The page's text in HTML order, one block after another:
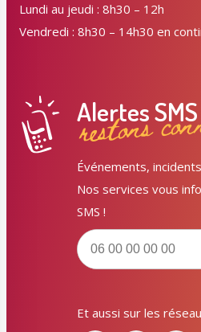
Lundi au jeudi : 8h30 – 12h
Vendredi : 8h30 – 14h30 en
Alertes SMS
restons
Événements,
Nos services vous
SMS !
Et aussi sur les
Poser une question